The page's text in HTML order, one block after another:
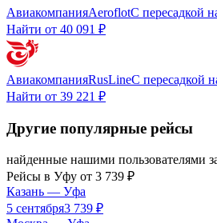
АвиакомпанияAeroflotС пересадкой
Найти от 40 091 ₽
АвиакомпанияRusLineС пересадкой
Найти от 39 221 ₽
Другие популярные рейсы
найденные нашими пользователями
Рейсы в Уфу от 3 739 ₽
Казань — Уфа
5 сентября3 739 ₽